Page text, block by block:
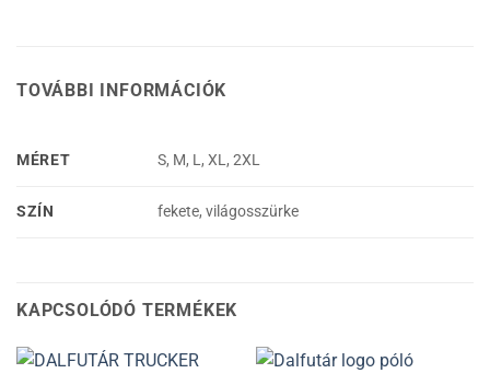
TOVÁBBI INFORMÁCIÓK
MÉRET S, M, L, XL, 2XL
SZÍN fekete, világosszürke
KAPCSOLÓDÓ TERMÉKEK